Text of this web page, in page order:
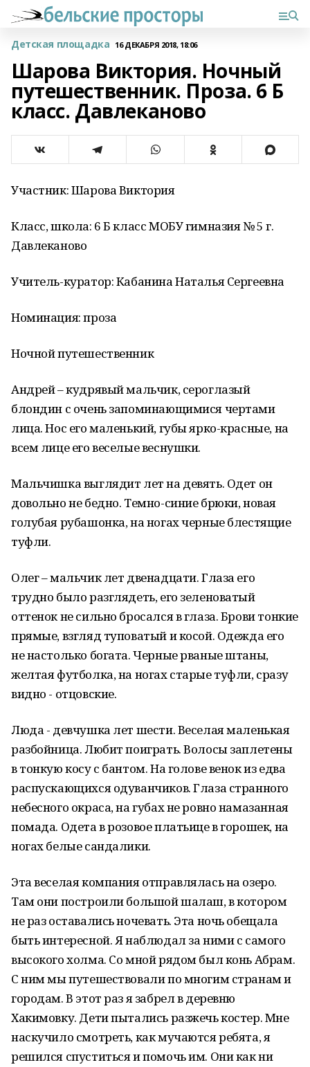
Детская площадка 16 ДЕКАБРЯ 2018, 18:06
Шарова Виктория. Ночный
путешественник. Проза. 6 Б
класс. Давлеканово
Участник: Шарова Виктория
Класс, школа: 6 Б класс МОБУ гимназия № 5 г.
Давлеканово
Учитель-куратор: Кабанина Наталья Сергеевна
Номинация: проза
Ночной путешественник
Андрей – кудрявый мальчик, сероглазый
блондин с очень запоминающимися чертами
лица. Нос его маленький, губы ярко-красные, на
всем лице его веселые веснушки.
Мальчишка выглядит лет на девять. Одет он
довольно не бедно. Темно-синие брюки, новая
голубая рубашонка, на ногах черные блестящие
туфли.
Олег – мальчик лет двенадцати. Глаза его
трудно было разглядеть, его зеленоватый
оттенок не сильно бросался в глаза. Брови тонкие
прямые, взгляд туповатый и косой. Одежда его
не настолько богата. Черные рваные штаны,
желтая футболка, на ногах старые туфли, сразу
видно - отцовские.
Люда - девчушка лет шести. Веселая маленькая
разбойница. Любит поиграть. Волосы заплетены
в тонкую косу с бантом. На голове венок из едва
распускающихся одуванчиков. Глаза странного
небесного окраса, на губах не ровно намазанная
помада. Одета в розовое платьице в горошек, на
ногах белые сандалики.
Эта веселая компания отправлялась на озеро.
Там они построили большой шалаш, в котором
не раз оставались ночевать. Эта ночь обещала
быть интересной. Я наблюдал за ними с самого
высокого холма. Со мной рядом был конь Абрам.
С ним мы путешествовали по многим странам и
городам. В этот раз я забрел в деревню
Хакимовку. Дети пытались разжечь костер. Мне
наскучило смотреть, как мучаются ребята, я
решился спуститься и помочь им. Они как ни